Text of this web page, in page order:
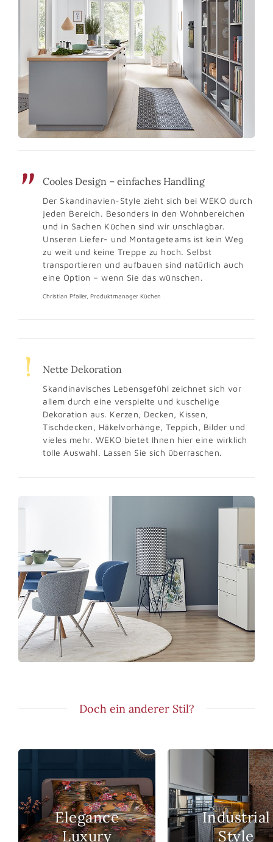
Cooles Design – einfaches Handling
Der Skandinavien-Style zieht sich bei WEKO durch
jeden Bereich. Besonders in den Wohnbereichen
und in Sachen Küchen sind wir unschlagbar.
Unseren Liefer- und Montageteams ist kein Weg
zu weit und keine Treppe zu hoch. Selbst
transportieren und aufbauen sind natürlich auch
eine Option – wenn Sie das wünschen.
Christian Pfaller, Produktmanager Küchen
Nette Dekoration
Skandinavisches Lebensgefühl zeichnet sich vor
allem durch eine verspielte und kuschelige
Dekoration aus. Kerzen, Decken, Kissen,
Tischdecken, Häkelvorhänge, Teppich, Bilder und
vieles mehr. WEKO bietet Ihnen hier eine wirklich
tolle Auswahl. Lassen Sie sich überraschen.
Doch ein anderer Stil?
Elegance
Luxury
Industrial
Style